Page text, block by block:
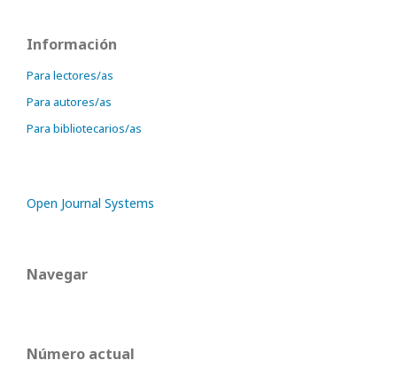
Información
Para lectores/as
Para autores/as
Para bibliotecarios/as
Open Journal Systems
Navegar
Número actual